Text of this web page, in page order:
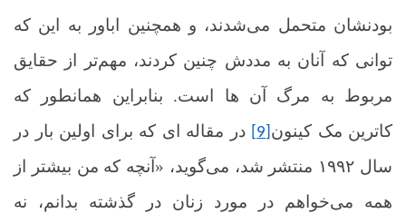
بودنشان متحمل می‌شدند، و همچنین اباور به این که
توانی که آنان به مددش چنین کردند، مهم‌تر از حقایق
مربوط به مرگ آن ها است. بنابراین همانطور که
کاترین مک کینون
در مقاله ای که برای اولین بار در
سال ۱۹۹۲ منتشر شد، می‌گوید، «آنچه که من بیشتر از
همه می‌خواهم در مورد زنان در گذشته بدانم، نه